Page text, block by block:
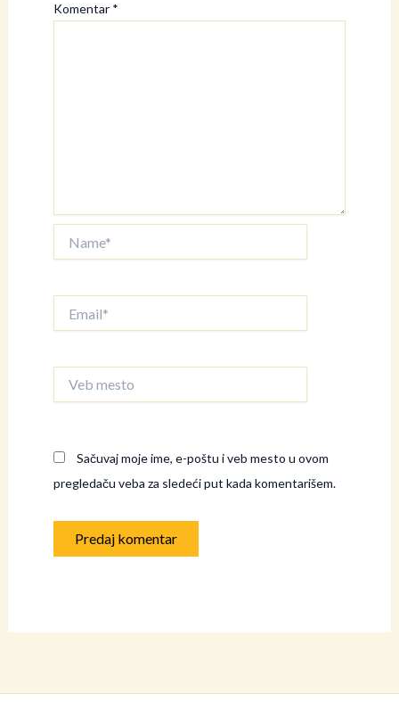
Komentar *
mesto
Sačuvaj moje ime, e-poštu i veb mesto u ovom
pregledaču veba za sledeći put kada komentarišem.